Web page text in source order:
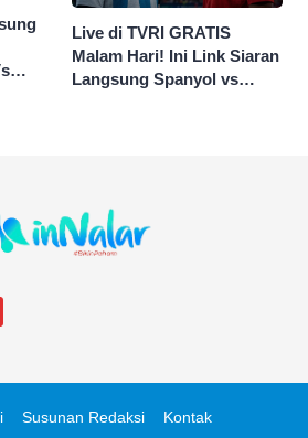
Live di TVRI GRATIS
Malam Hari! Ini Link Siaran
Langsung Spanyol vs
Susunan Redaksi Kontak